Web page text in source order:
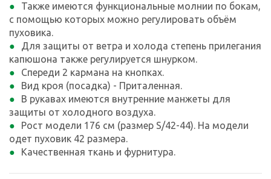
Также имеются функциональные молнии по бокам,
с помощью которых можно регулировать объём
пуховика.
Для защиты от ветра и холода степень прилегания
капюшона также регулируется шнурком.
Спереди 2 кармана на кнопках.
Вид кроя (посадка) - Приталенная.
В рукавах имеются внутренние манжеты для
защиты от холодного воздуха.
Рост модели 176 см (размер S/42-44). На модели
одет пуховик 42 размера.
Качественная ткань и фурнитура.